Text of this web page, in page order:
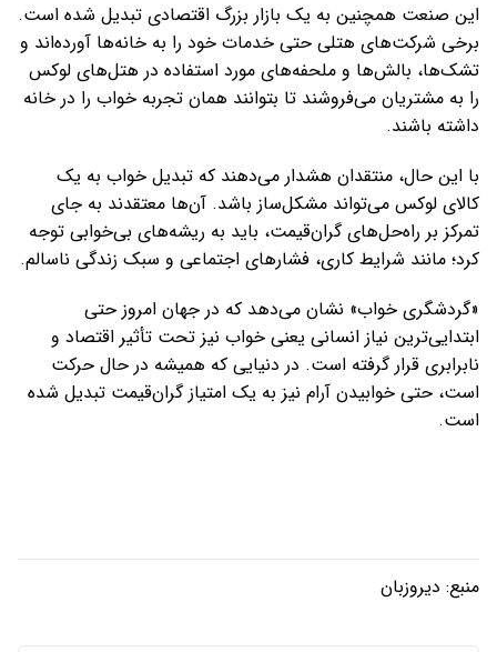
این صنعت همچنین به یک بازار بزرگ اقتصادی تبدیل شده است.
برخی شرکت‌های هتلی حتی خدمات خود را به خانه‌ها آورده‌اند و
تشک‌ها، بالش‌ها و ملحفه‌های مورد استفاده در هتل‌های لوکس
را به مشتریان می‌فروشند تا بتوانند همان تجربه خواب را در خانه
داشته باشند.
با این حال، منتقدان هشدار می‌دهند که تبدیل خواب به یک
کالای لوکس می‌تواند مشکل‌ساز باشد. آن‌ها معتقدند به جای
تمرکز بر راه‌حل‌های گران‌قیمت، باید به ریشه‌های بی‌خوابی توجه
کرد؛ مانند شرایط کاری، فشارهای اجتماعی و سبک زندگی ناسالم.
«گردشگری خواب» نشان می‌دهد که در جهان امروز حتی
ابتدایی‌ترین نیاز انسانی یعنی خواب نیز تحت تأثیر اقتصاد و
نابرابری قرار گرفته است. در دنیایی که همیشه در حال حرکت
است، حتی خوابیدن آرام نیز به یک امتیاز گران‌قیمت تبدیل شده
است.
منبع: دیروزبان